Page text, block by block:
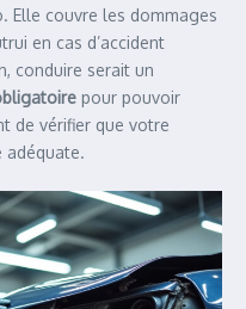
Elle couvre les dommages
en cas d’accident
conduire serait un
pour pouvoir
de vérifier que votre
adéquate.